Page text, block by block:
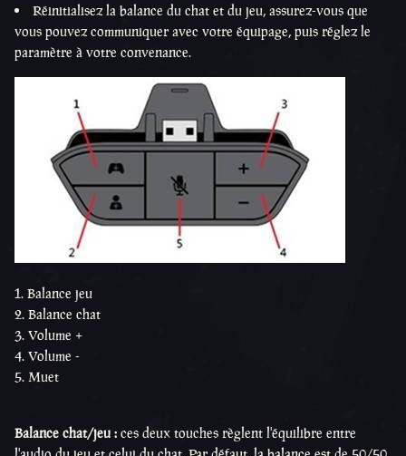
Réinitialisez la balance du chat et du jeu, assurez-vous que
vous pouvez communiquer avec votre équipage, puis réglez le
paramètre à votre convenance.
Balance jeu
Balance chat
Volume +
Volume -
Muet
Balance chat/jeu : ces deux touches règlent l'équilibre entre